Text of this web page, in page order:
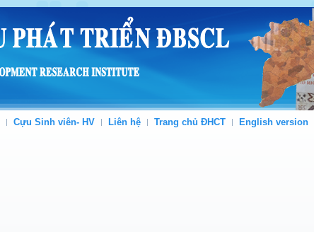
Cựu Sinh viên- HV Liên hệ Trang chủ ĐHCT English version